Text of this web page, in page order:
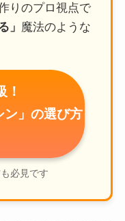
りのプロ視点で
」 魔法のような
！
ン」の選び方
必見です